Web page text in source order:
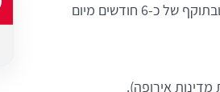
על הדרכון להיות בעל 3 דפים ריקים לפחות ובתוקף של כ-6 חודשים מיום